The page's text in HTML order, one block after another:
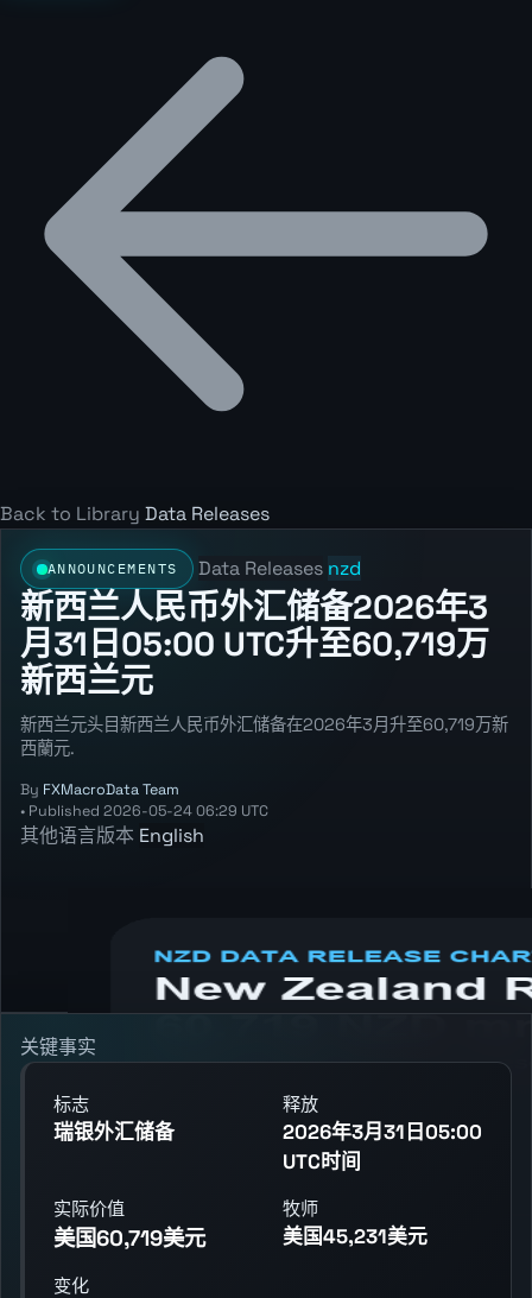
Back to Library Data Releases
ANNOUNCEMENTS Data Releases nzd
新西兰人民币外汇储备2026年3
月31日05:00 UTC升至60,719万
新西兰元
新西兰元头目新西兰人民币外汇储备在2026年3月升至60,719万新
西蘭元.
By FXMacroData Team
• Published 2026-05-24 06:29 UTC
其他语言版本 English
previous reading, and release context.
关键事实
标志
瑞银外汇储备
释放
2026年3月31日05:00
UTC时间
实际价值
美国60,719美元
牧师
美国45,231美元
变化